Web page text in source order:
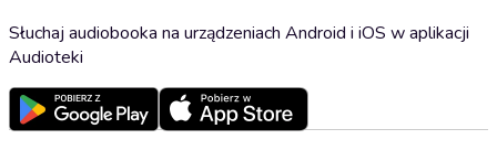
Słuchaj audiobooka na urządzeniach Android i iOS w aplikacji
Audioteki